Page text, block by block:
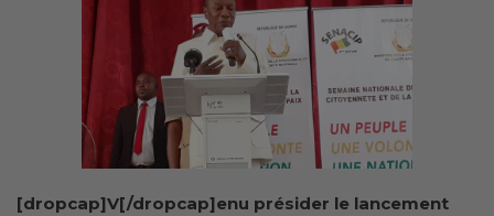
[dropcap]V[/dropcap]enu présider le lancement